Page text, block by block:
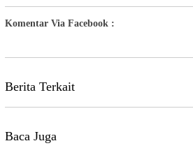
Komentar Via Facebook :
Berita Terkait
Baca Juga